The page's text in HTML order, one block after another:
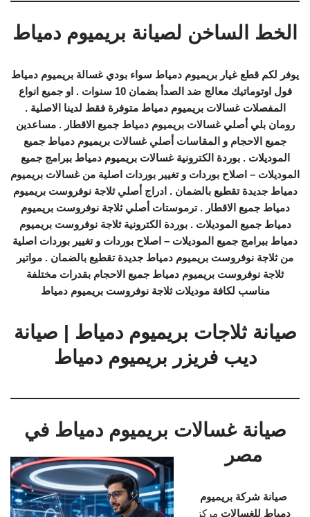
الخط الساخن لصيانة بريميوم دمياط
يوفر لكم قطع غيار بريميوم دمياط سواء بودي غسالة بريميوم دمياط
فول اوتوماتيك معالج ضد الصدأ بضمان 10 سنوات . او جميع انواع
المفصلات غسالات بريميوم دمياط متوفرة فقط لدينا الاصلية .
رومان بلي أصلي غسالات بريميوم دمياط جميع الاقطار . مساعدين
جميع الاحجام و المقاسات أصلي غسالات بريميوم دمياط جميع
الموديلات . بوردة الكترونية غسالات بريميوم دمياط ببرامج جميع
الموديلات – اصلاح بوردات و تغيير بوردات اصلية من غسالات بريميوم
دمياط جديدة تقطيع بالضمان . ادراج أصلي ثلاجة نوفروست بريميوم
دمياط جميع الاقطار . ترموستات أصلي ثلاجة نوفروست بريميوم
دمياط جميع الموديلات . بوردة الكترونية ثلاجة نوفروست بريميوم
دمياط ببرامج جميع الموديلات – اصلاح بوردات و تغيير بوردات اصلية
من ثلاجة نوفروست بريميوم دمياط جديدة تقطيع بالضمان . مواتير
ثلاجة نوفروست بريميوم دمياط جميع الاحجام بقدرات مختلفة
مناسب لكافة موديلات ثلاجة نوفروست بريميوم دمياط
صيانة ثلاجات بريميوم دمياط | صيانة
ديب فريزر بريميوم دمياط
صيانة غسالات بريميوم دمياط في
مصر
صيانة شركة بريميوم
دمياط للغسالات مركز